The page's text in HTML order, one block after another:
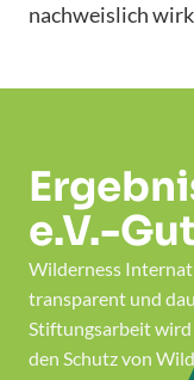
nachweislich
e.V.-
Wilderness
transparent und
Stiftungsarbeit
den Schutz von